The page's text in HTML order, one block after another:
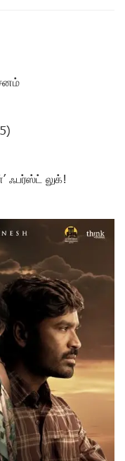
ஃபர்ஸ்ட் லுக்!